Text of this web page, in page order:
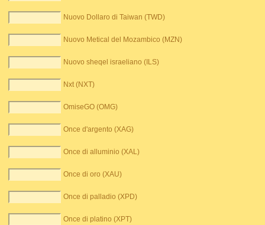
Nuovo Dollaro di Taiwan (TWD)
Nuovo Metical del Mozambico (MZN)
Nuovo sheqel israeliano (ILS)
Nxt (NXT)
OmiseGO (OMG)
Once d'argento (XAG)
Once di alluminio (XAL)
Once di oro (XAU)
Once di palladio (XPD)
Once di platino (XPT)